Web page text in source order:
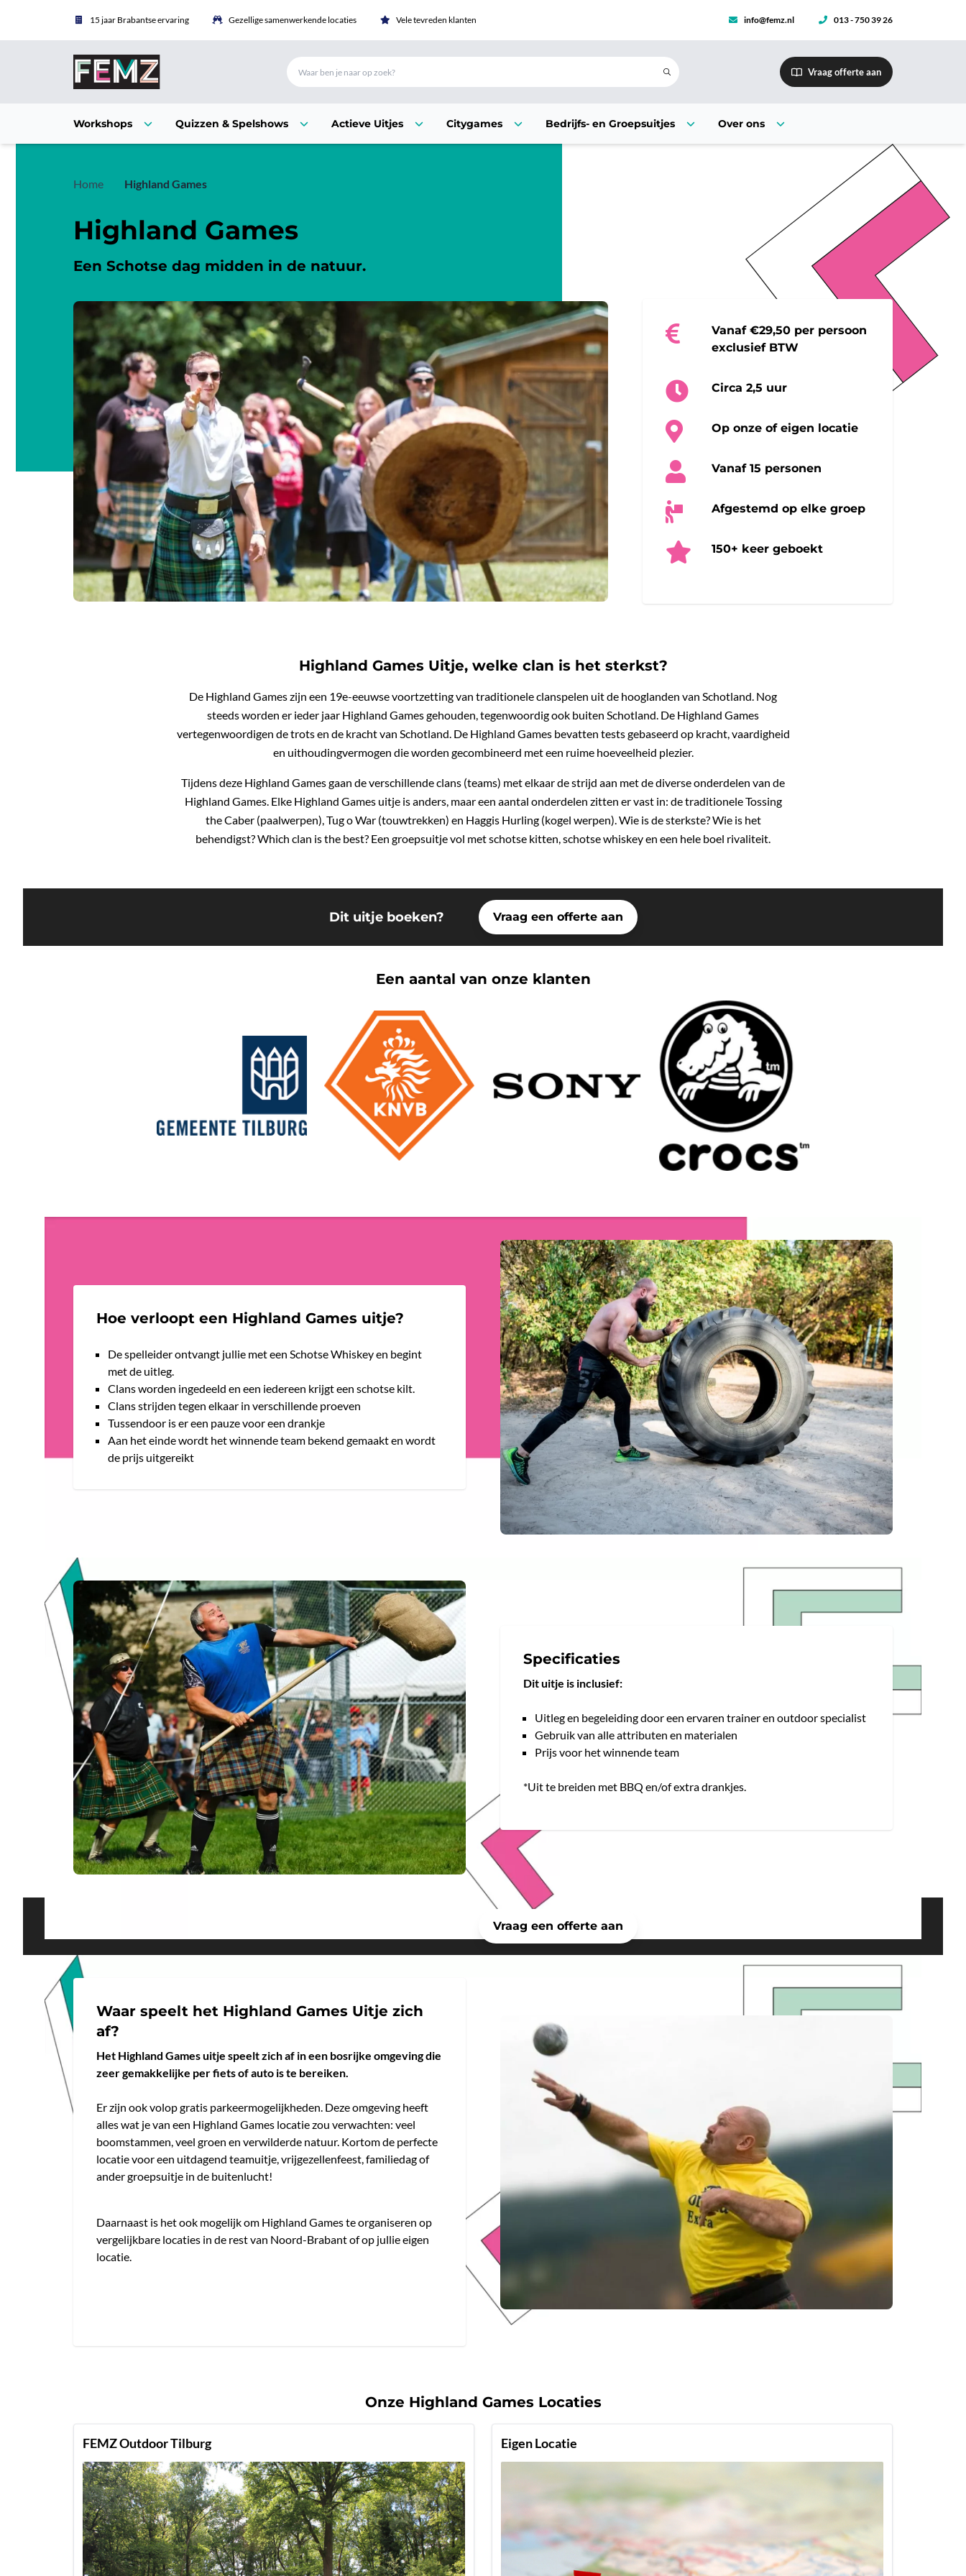
15 jaar Brabantse ervaring Gezellige samenwerkende locaties Vele tevreden klanten info@femz.nl 013 - 750 39 26
Vraag offerte aan
Workshops Quizzen & Spelshows Actieve Uitjes Citygames Bedrijfs- en Groepsuitjes Over ons
Home Highland Games
Highland Games
Een Schotse dag midden in de natuur.
Vanaf €29,50 per persoon
exclusief BTW
Circa 2,5 uur
Op onze of eigen locatie
Vanaf 15 personen
Afgestemd op elke groep
150+ keer geboekt
Highland Games Uitje, welke clan is het sterkst?
De Highland Games zijn een 19e-eeuwse voortzetting van traditionele clanspelen uit de hooglanden van Schotland. Nog
steeds worden er ieder jaar Highland Games gehouden, tegenwoordig ook buiten Schotland. De Highland Games
vertegenwoordigen de trots en de kracht van Schotland. De Highland Games bevatten tests gebaseerd op kracht, vaardigheid
en uithoudingvermogen die worden gecombineerd met een ruime hoeveelheid plezier.
Tijdens deze Highland Games gaan de verschillende clans (teams) met elkaar de strijd aan met de diverse onderdelen van de
Highland Games. Elke Highland Games uitje is anders, maar een aantal onderdelen zitten er vast in: de traditionele Tossing
the Caber (paalwerpen), Tug o War (touwtrekken) en Haggis Hurling (kogel werpen). Wie is de sterkste? Wie is het
behendigst? Which clan is the best? Een groepsuitje vol met schotse kitten, schotse whiskey en een hele boel rivaliteit.
Dit uitje boeken? Vraag een offerte aan
Een aantal van onze klanten
Hoe verloopt een Highland Games uitje?
De spelleider ontvangt jullie met een Schotse Whiskey en begint
met de uitleg.
Clans worden ingedeeld en een iedereen krijgt een schotse kilt.
Clans strijden tegen elkaar in verschillende proeven
Tussendoor is er een pauze voor een drankje
Aan het einde wordt het winnende team bekend gemaakt en wordt
de prijs uitgereikt
Specificaties
Dit uitje is inclusief:
Uitleg en begeleiding door een ervaren trainer en outdoor specialist
Gebruik van alle attributen en materialen
Prijs voor het winnende team
*Uit te breiden met BBQ en/of extra drankjes.
Vraag een offerte aan
Waar speelt het Highland Games Uitje zich
af?
Het Highland Games uitje speelt zich af in een bosrijke omgeving die
zeer gemakkelijke per fiets of auto is te bereiken.
Er zijn ook volop gratis parkeermogelijkheden. Deze omgeving heeft
alles wat je van een Highland Games locatie zou verwachten: veel
boomstammen, veel groen en verwilderde natuur. Kortom de perfecte
locatie voor een uitdagend teamuitje, vrijgezellenfeest, familiedag of
ander groepsuitje in de buitenlucht!
Daarnaast is het ook mogelijk om Highland Games te organiseren op
vergelijkbare locaties in de rest van Noord-Brabant of op jullie eigen
locatie.
Onze Highland Games Locaties
FEMZ Outdoor Tilburg Eigen Locatie